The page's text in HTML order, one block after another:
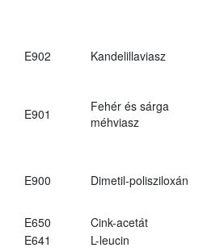
E902 Kandelillaviasz
E901
Fehér és sárga
méhviasz
E900 Dimetil-polisziloxán
E650
Cink-acetát
E641
L-leucin